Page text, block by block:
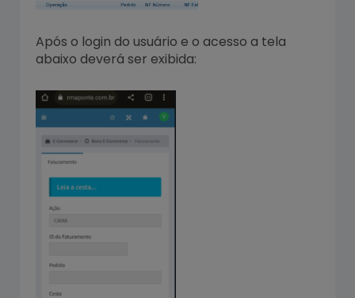
Após o login do usuário e o acesso a tela
abaixo deverá ser exibida: